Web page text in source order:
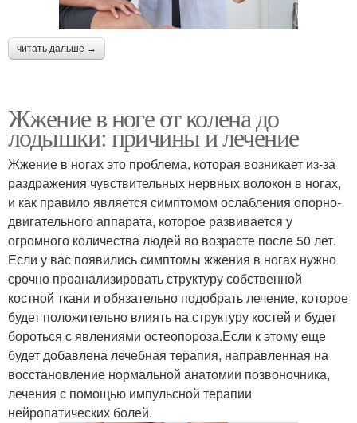
читать дальше →
Жжение в ноге от колена до
лодышки: причины и лечение
Жжение в ногах это проблема, которая возникает из-за
раздражения чувствительных нервных волокон в ногах,
и как правило является симптомом ослабления опорно-
двигательного аппарата, которое развивается у
огромного количества людей во возрасте после 50 лет.
Если у вас появились симптомы жжения в ногах нужно
срочно проанализировать структуру собственной
костной ткани и обязательно подобрать лечение, которое
будет положительно влиять на структуру костей и будет
бороться с явлениями остеопороза.Если к этому еще
будет добавлена лечебная терапия, направленная на
восстановление нормальной анатомии позвоночника,
лечения с помощью импульсной терапии
нейропатических болей.